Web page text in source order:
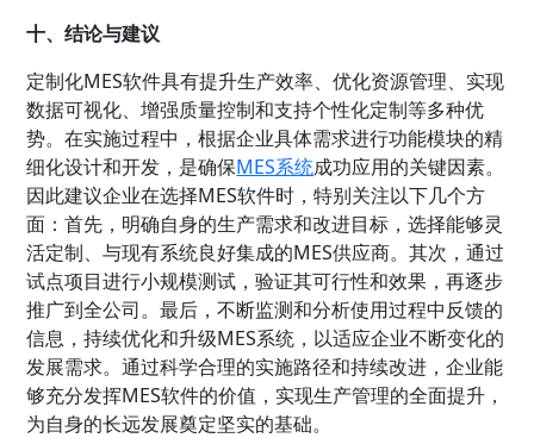
十、结论与建议
定制化MES软件具有提升生产效率、优化资源管理、实现
数据可视化、增强质量控制和支持个性化定制等多种优
势。在实施过程中，根据企业具体需求进行功能模块的精
细化设计和开发，是确保MES系统成功应用的关键因素。
因此建议企业在选择MES软件时，特别关注以下几个方
面：首先，明确自身的生产需求和改进目标，选择能够灵
活定制、与现有系统良好集成的MES供应商。其次，通过
试点项目进行小规模测试，验证其可行性和效果，再逐步
推广到全公司。最后，不断监测和分析使用过程中反馈的
信息，持续优化和升级MES系统，以适应企业不断变化的
发展需求。通过科学合理的实施路径和持续改进，企业能
够充分发挥MES软件的价值，实现生产管理的全面提升，
为自身的长远发展奠定坚实的基础。